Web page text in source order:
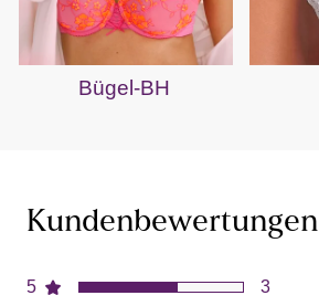
Bügel-BH
Kundenbewertungen
5
3